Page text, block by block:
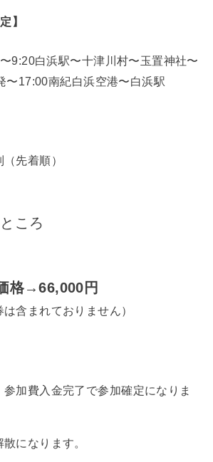
】
9:20白浜駅〜十津川村〜玉置神社〜
〜17:00南紀白浜空港〜白浜駅
（先着順）
ころ
格→66,000円
含まれておりません）
加費入金完了で参加確定になりま
になります。